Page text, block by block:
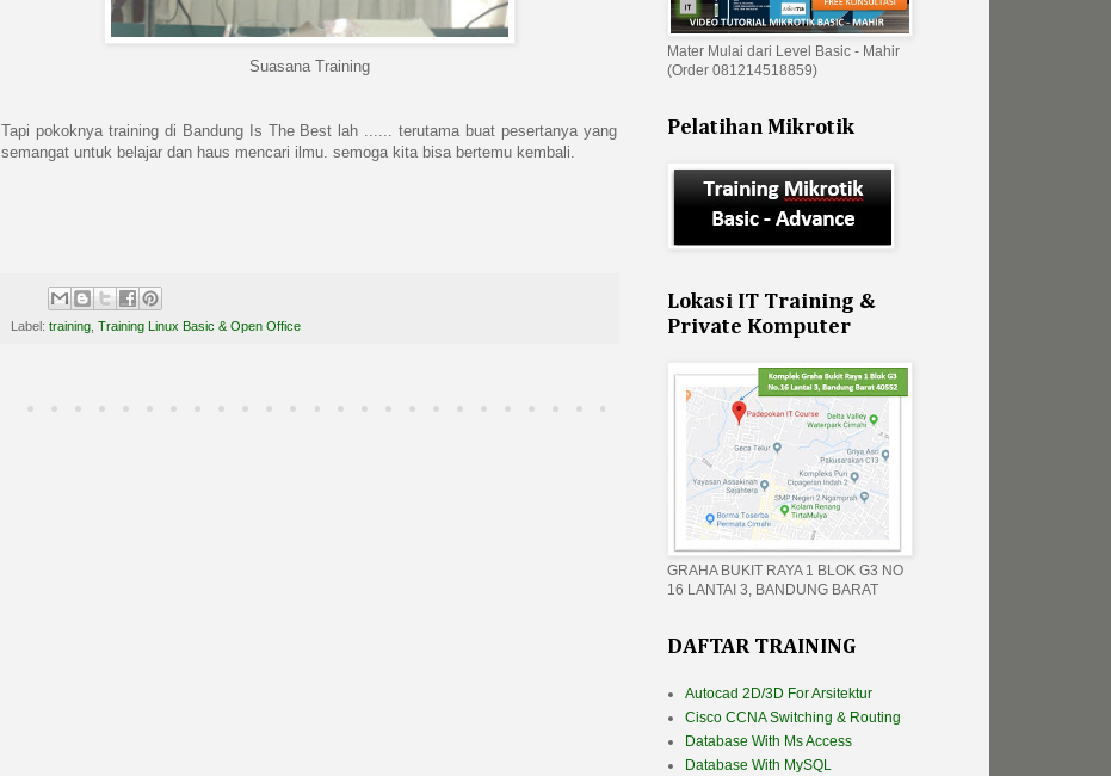
Suasana Training
Tapi pokoknya training di Bandung Is The Best lah ...... terutama buat pesertanya yang
semangat untuk belajar dan haus mencari ilmu. semoga kita bisa bertemu kembali.
Label: training Training Linux Basic & Open Office
Mater Mulai dari Level Basic - Mahir
(Order 081214518859)
Pelatihan Mikrotik
Lokasi IT Training &
Private Komputer
GRAHA BUKIT RAYA 1 BLOK G3 NO
16 LANTAI 3, BANDUNG BARAT
DAFTAR TRAINING
Autocad 2D/3D For Arsitektur
Cisco CCNA Switching & Routing
Database With Ms Access
Database With MySQL